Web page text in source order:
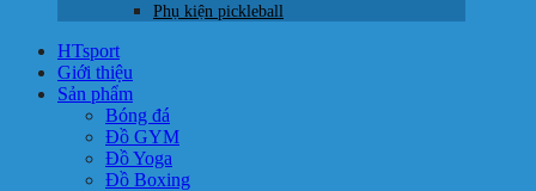
Phụ kiện pickleball
HTsport
Giới thiệu
Sản phẩm
Bóng đá
Đồ GYM
Đồ Yoga
Đồ Boxing